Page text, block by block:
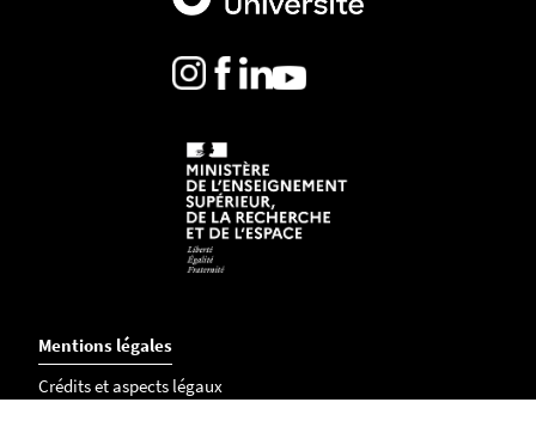
Mentions légales
Crédits et aspects légaux